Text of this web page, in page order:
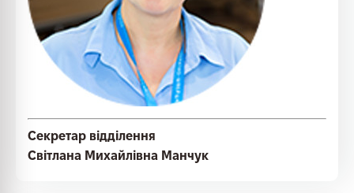
Секретар відділення
Світлана Михайлівна Манчук